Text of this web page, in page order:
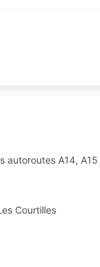
autoroutes A14,
Courtilles